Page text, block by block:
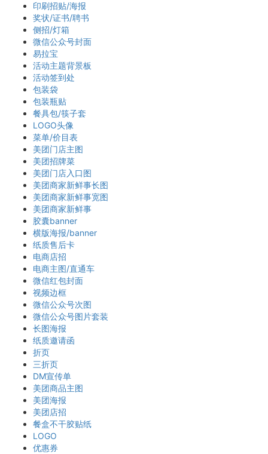
印刷招贴/海报
奖状/证书/聘书
侧招/灯箱
微信公众号封面
易拉宝
活动主题背景板
活动签到处
包装袋
包装瓶贴
餐具包/筷子套
LOGO头像
菜单/价目表
美团门店主图
美团招牌菜
美团门店入口图
美团商家新鲜事长图
美团商家新鲜事宽图
美团商家新鲜事
胶囊banner
横版海报/banner
纸质售后卡
电商店招
电商主图/直通车
微信红包封面
视频边框
微信公众号次图
微信公众号图片套装
长图海报
纸质邀请函
折页
三折页
DM宣传单
美团商品主图
美团海报
美团店招
餐盒不干胶贴纸
LOGO
优惠券